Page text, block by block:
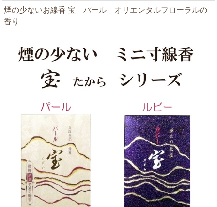
煙の少ないお線香 宝 パール オリエンタルフローラルの
香り